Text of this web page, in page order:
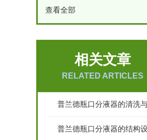
查看全部
相关文章
RELATED ARTICLES